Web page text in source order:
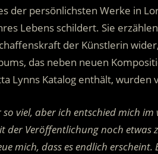
der persönlichsten Werke in
Lebens schildert. Sie
der Künstlerin
das neben neuen
Lynns Katalog enthält,
viel, aber ich entschied mich
Veröffentlichung noch etwas
mich, dass es endlich